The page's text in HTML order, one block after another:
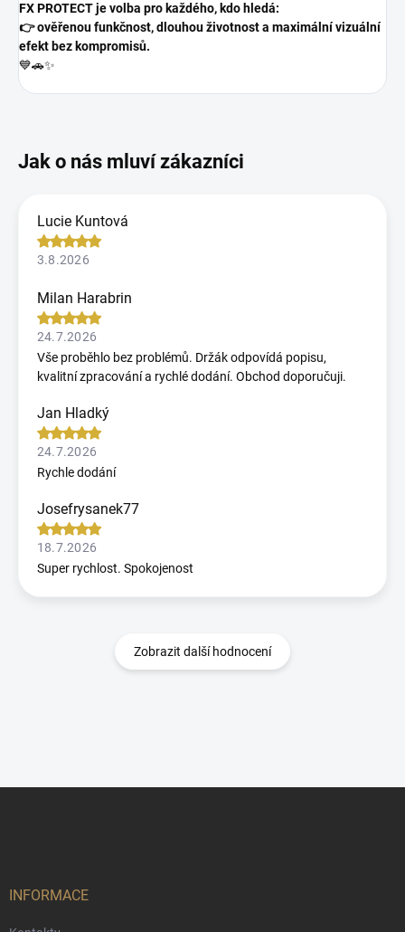
FX PROTECT je volba pro každého, kdo hledá:
👉 ověřenou funkčnost, dlouhou životnost a maximální vizuální
efekt bez kompromisů.
💙🚗✨
Lucie Kuntová
3.8.2026
Milan Harabrin
24.7.2026
Vše proběhlo bez problémů. Držák odpovídá popisu,
kvalitní zpracování a rychlé dodání. Obchod doporučuji.
Jan Hladký
24.7.2026
Rychle dodání
Josefrysanek77
18.7.2026
Super rychlost. Spokojenost
Zobrazit další hodnocení
INFORMACE